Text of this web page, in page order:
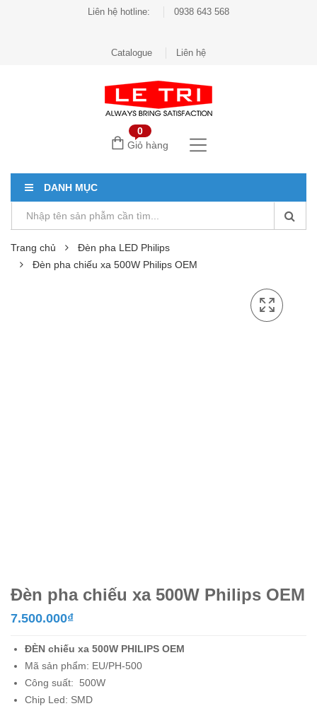
Liên hệ hotline: 0938 643 568
Catalogue Liên hệ
0
Giỏ hàng
DANH MỤC
Trang chủ
Đèn pha LED Philips
Đèn pha chiếu xa 500W Philips OEM
Đèn pha chiếu xa 500W Philips OEM
7.500.000₫
ĐÈN chiếu xa 500W PHILIPS OEM
Mã sản phẩm: EU/PH-500
Công suất: 500W
Chip Led: SMD